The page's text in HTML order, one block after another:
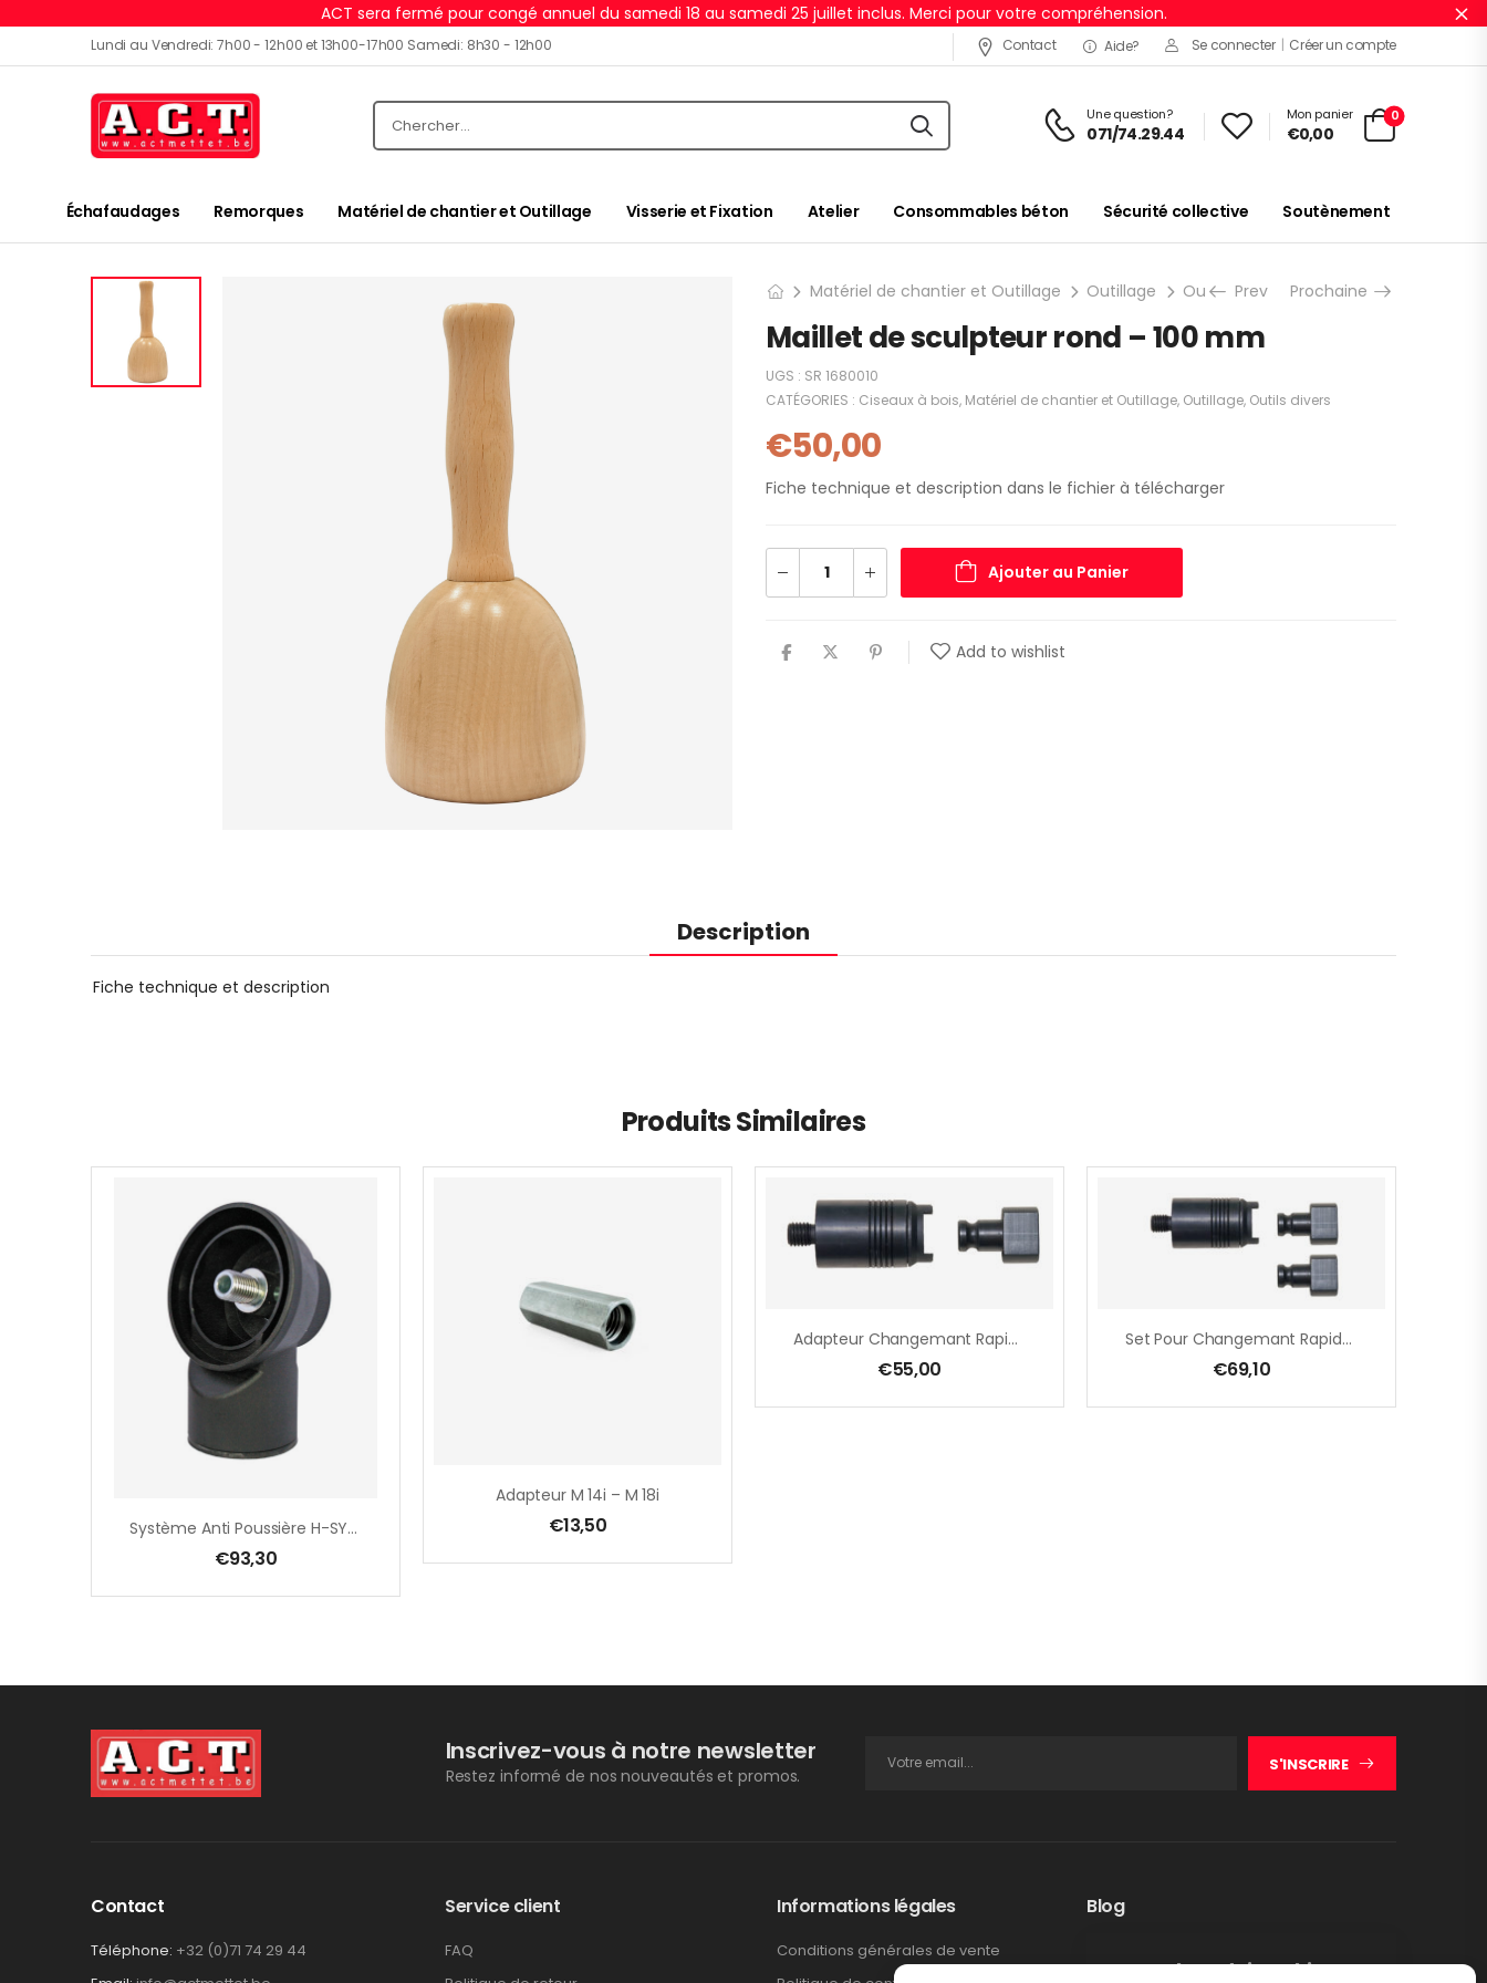
ACT sera fermé pour congé annuel du samedi 18 au samedi 25 juillet inclus. Merci pour votre compréhension.
Lundi au Vendredi: 7h00 - 12h00 et 13h00-17h00 Samedi: 8h30 - 12h00 Contact Aide? Se connecter | Créer un compte
Une question?
071/74.29.44
Mon panier
€0,00
0
Échafaudages Remorques Matériel de chantier et Outillage Visserie et Fixation Atelier Consommables béton Sécurité collective Soutènement
Matériel de chantier et Outillage Outillage Outils divers Ciseaux à bois
Prev Prochaine
Maillet de sculpteur rond – 100 mm
UGS : SR 1680010
CATÉGORIES : Ciseaux à bois, Matériel de chantier et Outillage, Outillage, Outils divers
€50,00
Fiche technique et description dans le fichier à télécharger
Ajouter au Panier
Add to wishlist
Description
Fiche technique et description
Produits Similaires
Système Anti Poussière H-SYSTEM : M18 – M16
€93,30
Adapteur M 14i – M 18i
€13,50
Adapteur Changemant Rapide M 14, Intérieur, Malaxeur
€55,00
Set Pour Changemant Rapide Du Malaxeur M 14
€69,10
Inscrivez-vous à notre newsletter
Restez informé de nos nouveautés et promos.
S'INSCRIRE
Contact
Téléphone: +32 (0)71 74 29 44
Service client
FAQ
Informations légales
Conditions générales de vente
Blog
Rappel produit Makita –